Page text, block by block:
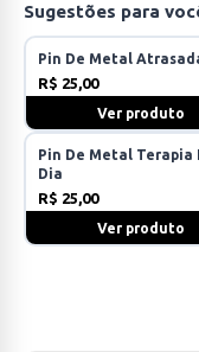
Sugestões para
Pin De Metal
R$ 25,00
Ver produto
Pin De Metal Terapia
Dia
R$ 25,00
Ver produto